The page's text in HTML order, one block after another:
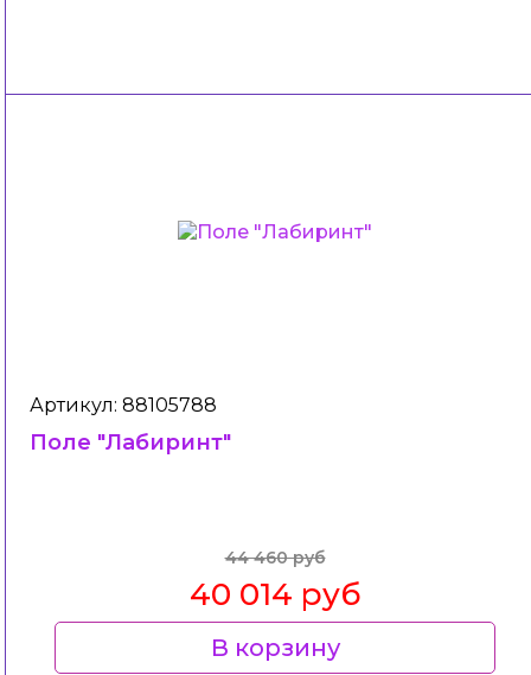
Артикул: 88105788
Поле "Лабиринт"
44 460 руб
40 014 руб
В корзину